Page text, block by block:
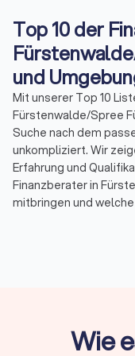
Top 10 der
und
Mit unserer Top 10
Fürstenwalde/Spree
Suche nach dem
unkompliziert. Wir
Erfahrung und
Finanzberater in
mitbringen und
Finanzberatung zu
Wie